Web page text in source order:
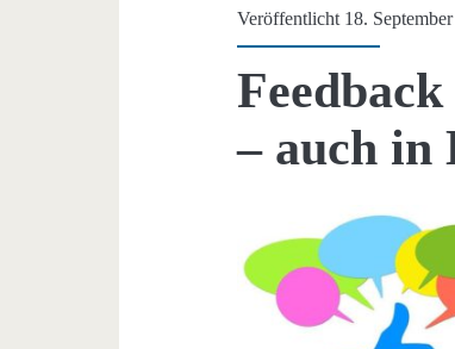
Veröffentlicht 18.
– auch in